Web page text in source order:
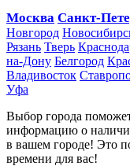
Москва Санкт-
Новгород
Рязань Тверь
на-Дону Белгород
Владивосток
Уфа
Выбор города
информацию о
в вашем городе! Это
времени для вас!